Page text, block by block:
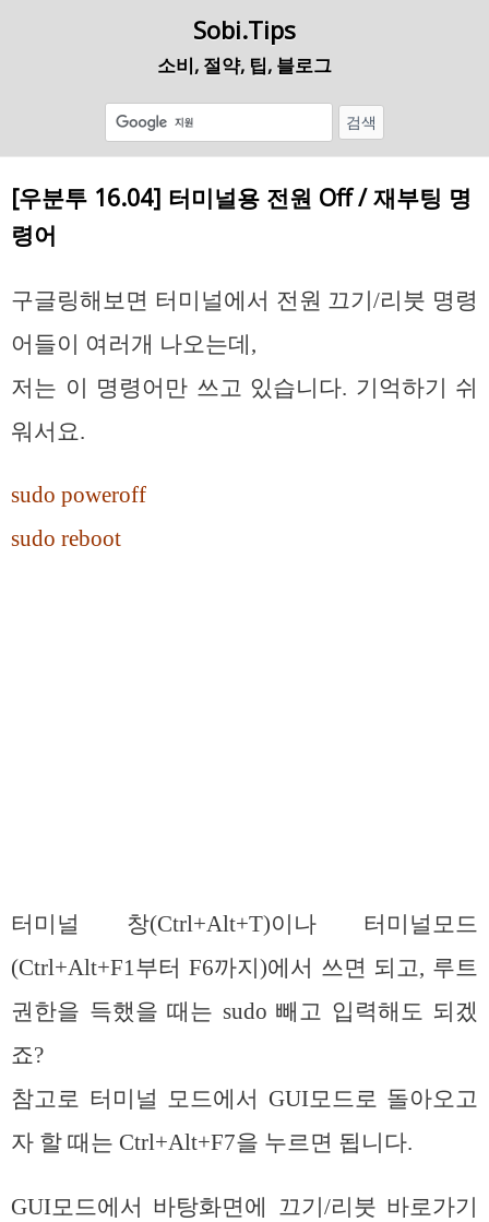
Sobi.Tips
소비, 절약, 팁, 블로그
[우분투 16.04] 터미널용 전원 Off / 재부팅 명
령어
구글링해보면 터미널에서 전원 끄기/리붓 명령
어들이 여러개 나오는데,
저는 이 명령어만 쓰고 있습니다. 기억하기 쉬
워서요.
sudo poweroff
sudo reboot
터미널 창(Ctrl+Alt+T)이나 터미널모드
(Ctrl+Alt+F1부터 F6까지)에서 쓰면 되고, 루트
권한을 득했을 때는 sudo 빼고 입력해도 되겠
죠?
참고로 터미널 모드에서 GUI모드로 돌아오고
자 할 때는 Ctrl+Alt+F7을 누르면 됩니다.
GUI모드에서 바탕화면에 끄기/리붓 바로가기